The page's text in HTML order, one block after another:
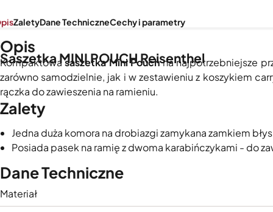
Saszetka MINI POUCH Reisenthel
ZaletyDane TechniczneCechy i parametry
Opis
Kompaktowasaszetka Mini Pouchna najpotrzebniejsze
zarówno samodzielnie, jak i w zestawieniu z koszykiem
rączka do zawieszenia na ramieniu.
Zalety
Jedna duża komora na drobiazgi zamykana zamkiem
Posiada pasek na ramię z dwoma karabińczykami - do
Dane Techniczne
Materiał